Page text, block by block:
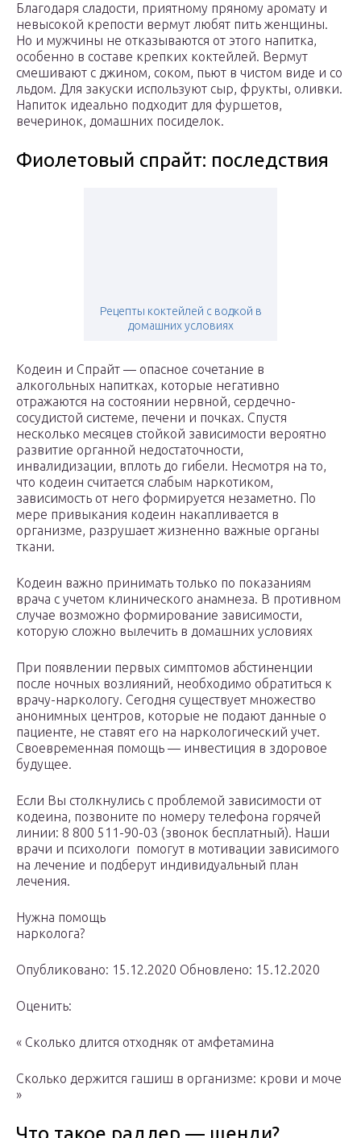
Благодаря сладости, приятному пряному аромату и
невысокой крепости вермут любят пить женщины.
Но и мужчины не отказываются от этого напитка,
особенно в составе крепких коктейлей. Вермут
смешивают с джином, соком, пьют в чистом виде и со
льдом. Для закуски используют сыр, фрукты, оливки.
Напиток идеально подходит для фуршетов,
вечеринок, домашних посиделок.
Фиолетовый спрайт: последствия
Рецепты коктейлей с водкой в
домашних условиях
Кодеин и Спрайт — опасное сочетание в
алкогольных напитках, которые негативно
отражаются на состоянии нервной, сердечно-
сосудистой системе, печени и почках. Спустя
несколько месяцев стойкой зависимости вероятно
развитие органной недостаточности,
инвалидизации, вплоть до гибели. Несмотря на то,
что кодеин считается слабым наркотиком,
зависимость от него формируется незаметно. По
мере привыкания кодеин накапливается в
организме, разрушает жизненно важные органы
ткани.
Кодеин важно принимать только по показаниям
врача с учетом клинического анамнеза. В противном
случае возможно формирование зависимости,
которую сложно вылечить в домашних условиях
При появлении первых симптомов абстиненции
после ночных возлияний, необходимо обратиться к
врачу-наркологу. Сегодня существует множество
анонимных центров, которые не подают данные о
пациенте, не ставят его на наркологический учет.
Своевременная помощь — инвестиция в здоровое
будущее.
Если Вы столкнулись с проблемой зависимости от
кодеина, позвоните по номеру телефона горячей
линии: 8 800 511-90-03 (звонок бесплатный). Наши
врачи и психологи помогут в мотивации зависимого
на лечение и подберут индивидуальный план
лечения.
Нужна помощь
нарколога?
Опубликовано: 15.12.2020 Обновлено: 15.12.2020
Оценить:
« Сколько длится отходняк от амфетамина
Сколько держится гашиш в организме: крови и моче
»